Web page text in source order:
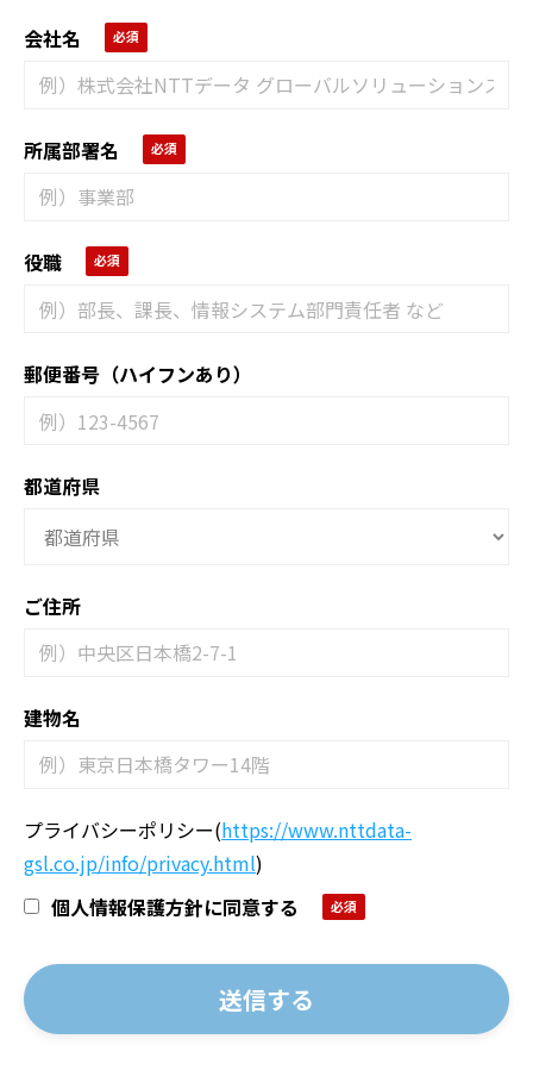
会社名
所属部署名
役職
郵便番号（ハイフンあり）
都道府県
ご住所
建物名
プライバシーポリシー(https://www.nttdata-
gsl.co.jp/info/privacy.html)
個人情報保護方針に同意する